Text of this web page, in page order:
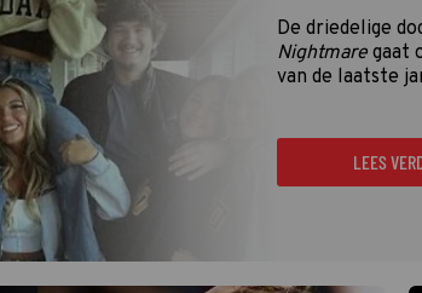
De driedelige
Nightmare gaat
van de laatste
LEES